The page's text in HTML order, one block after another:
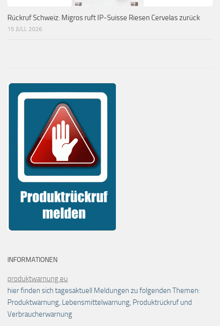
Rückruf Schweiz: Migros ruft IP-Suisse Riesen Cervelas zurück
15 JULI, 2026
INFORMATIONEN
produktwarnung.eu
hier finden sich tagesaktuell Meldungen zu folgenden Themen:
Produktwarnung, Lebensmittelwarnung, Produktrückruf und
Verbraucherwarnung